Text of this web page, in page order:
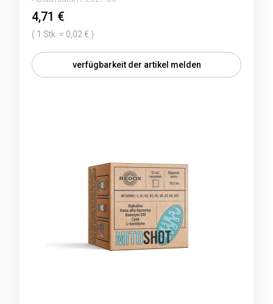
4,71 €
( 1 Stk. = 0,02 € )
verfügbarkeit der artikel melden